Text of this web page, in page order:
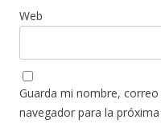
Web
Guarda mi nombre,
navegador para la